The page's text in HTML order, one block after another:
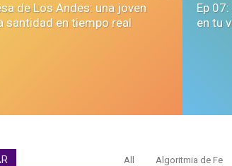
de Los Andes: una joven
santidad en tiempo real
Ep
en tu
All Algoritmia de Fe